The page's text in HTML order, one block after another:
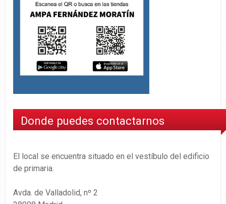
Donde puedes contactarnos
El local se encuentra situado en el vestíbulo del edificio
de primaria.
Avda. de Valladolid, nº 2